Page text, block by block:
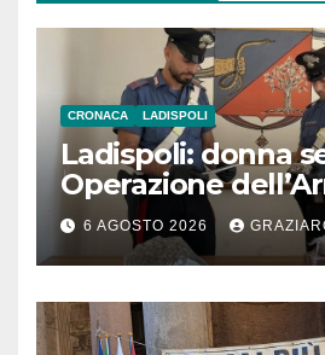
CRONACA LADISPOLI
Ladispoli: donna
Operazione
6 AGOSTO 2026